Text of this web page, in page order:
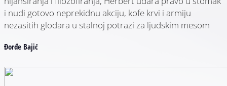
i nudi gotovo neprekidnu akciju, kofe krvi i armiju
nezasitih glodara u stalnoj potrazi za ljudskim mesom
Đorđe Bajić